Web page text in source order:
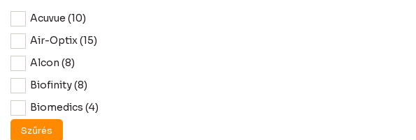
Acuvue (10)
Air-Optix (15)
Alcon (8)
Biofinity (8)
Biomedics (4)
clariti® (4)
Szűrés